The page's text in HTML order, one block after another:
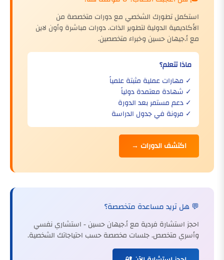
استكمل تطورك الشخصي مع دورات متخصصة من
الأكاديمية الدولية لتطوير الذات. دورات مباشرة وأون لاين
مع أ.جيهان حسين وخبراء متخصصين.
ماذا تتعلم؟
✓ مهارات عملية مثبتة علمياً
✓ شهادة معتمدة دولياً
✓ دعم مستمر بعد الدورة
✓ مرونة في جدول الدراسة
اكتشف الدورات →
💬 هل تريد مساعدة متخصصة؟
احجز استشارة فردية مع أ.جيهان حسين - استشاري نفسي
وأسري متخصص. جلسات مخصصة حسب احتياجاتك الشخصية.